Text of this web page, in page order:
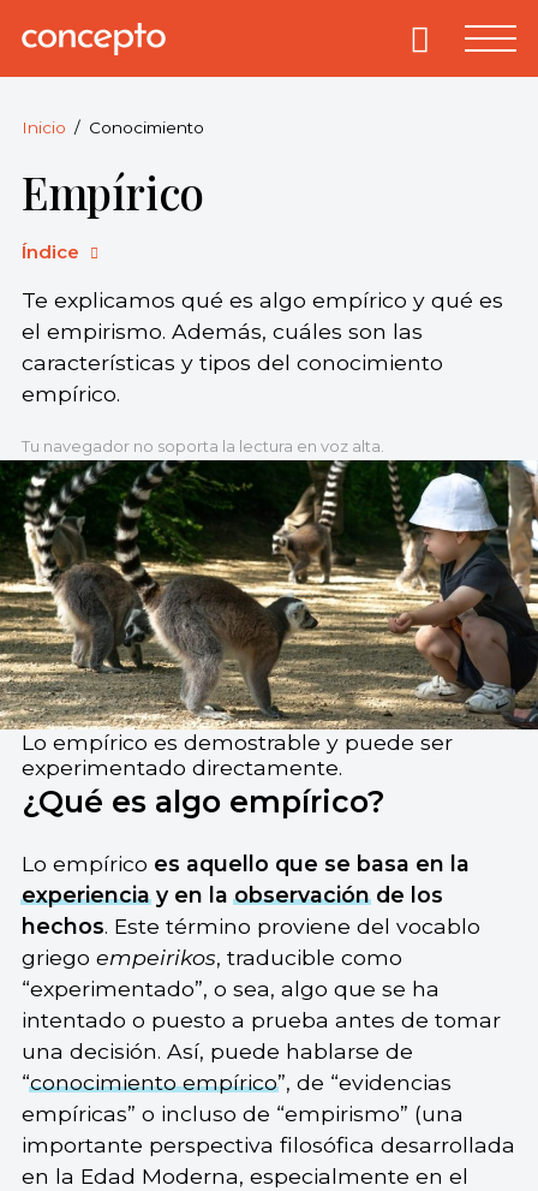
Concepto.
derechos
reservados.
Primary
Inicio Conocimiento
Empírico
Índice
Te explicamos qué es algo empírico y qué es
el empirismo. Además, cuáles son las
características y tipos del conocimiento
empírico.
Tu navegador no soporta la lectura en voz alta.
Lo empírico es demostrable y puede ser
experimentado directamente.
¿Qué es algo empírico?
Lo empírico es aquello que se basa en la
experienciay en laobservaciónde los
hechos. Este término proviene del vocablo
griego empeirikos, traducible como
“experimentado”, o sea, algo que se ha
intentado o puesto a prueba antes de tomar
una decisión. Así, puede hablarse de
“conocimiento empírico”, de “evidencias
empíricas” o incluso de “empirismo” (una
importante perspectiva filosófica desarrollada
en la Edad Moderna, especialmente en el